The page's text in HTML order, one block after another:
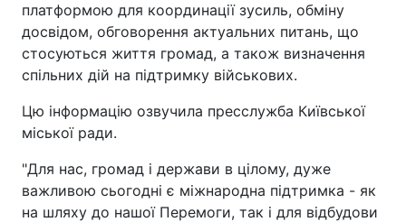
платформою для координації зусиль, обміну
досвідом, обговорення актуальних питань, що
стосуються життя громад, а також визначення
спільних дій на підтримку військових.
Цю інформацію озвучила пресслужба Київської
міської ради.
"Для нас, громад і держави в цілому, дуже
важливою сьогодні є міжнародна підтримка - як
на шляху до нашої Перемоги, так і для відбудови